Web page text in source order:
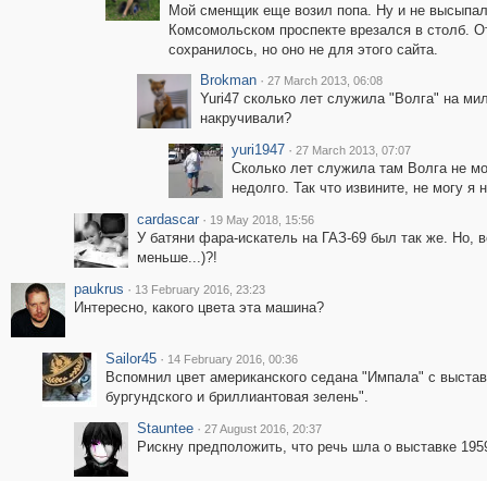
Мой сменщик еще возил попа. Ну и не
Комсомольском проспекте врезался в
сохранилось, но оно не для этого сайта.
Brokman · 27 March 2013, 06:08
Yuri47 сколько лет служила "Волга" на
накручивали?
yuri1947 · 27 March 2013, 07:07
Сколько лет служила там Волга не
недолго. Так что извините, не могу
cardascar · 19 May 2018, 15:56
У батяни фара-искатель на ГАЗ-69 был так же. Но,
меньше...)?!
paukrus · 13 February 2016, 23:23
Интересно, какого цвета эта машина?
Sailor45 · 14 February 2016, 00:36
Вспомнил цвет американского седана "Импала" с
бургундского и бриллиантовая зелень".
Stauntee · 27 August 2016, 20:37
Рискну предположить, что речь шла о выставке